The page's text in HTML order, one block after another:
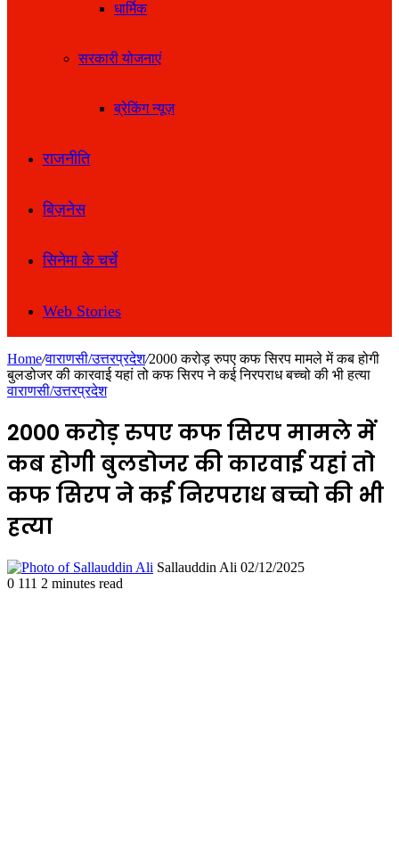
धार्मिक
सरकारी योजनाएं
ब्रेकिंग न्यूज़
राजनीति
बिज़नेस
सिनेमा के चर्चे
Web Stories
Home/वाराणसी/उत्तरप्रदेश/2000 करोड़ रुपए कफ सिरप मामले में कब होगी
बुलडोजर की कारवाई यहां तो कफ सिरप ने कई निरपराध बच्चो की भी हत्या
वाराणसी/उत्तरप्रदेश
2000 करोड़ रुपए कफ सिरप मामले में
कब होगी बुलडोजर की कारवाई यहां तो
कफ सिरप ने कई निरपराध बच्चो की भी
हत्या
Sallauddin Ali Send
02/12/2025
0 111 2 minutes read